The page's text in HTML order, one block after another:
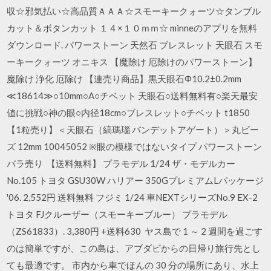
収☆邪気払い☆高品質ＡＡＡ☆スモーキークォーツ☆タンブル
カット＆ボタンカット １４×１０ｍｍ☆ minneのアプリを無料
ダウンロード. パワーストーン 天然石 ブレスレット 天眼石 スモ
ーキークォーツ オニキス 【魔除け 厄除けのパワーストーン】
魔除け 浄化 厄除け 【連売り商品】黒天眼石Φ10.2±0.2mm
≪18614≫○10mm○A○チベット 天眼石○送料無料有○楽天最安
値に挑戦○神の眼○内径18cm○ブレスレット○チベット t1850
【1粒売り】＜天眼石（縞瑪瑙 バンデットアゲート）＞丸ビー
ズ 12mm 10045052 ※眼の模様ではないタイプ パワーストーン
バラ売り 【送料無料】 プラモデル 1/24 ザ・モデルカー
No.105 トヨタ GSU30W ハリアー 350GプレミアムLパッケージ
'06. 2,552円 送料無料 フジミ 1/24 車NEXTシリーズNo.9 EX-2
トヨタ FJクルーザー（スモーキーブルー） プラモデル
（ZS61833）. 3,380円 +送料630 ヤス島で 1 ～ 2 週間を過ごす
のは簡単ですが、この島は、アブダビからの日帰り旅行先とし
ても最適です。 市内から車でほんの 30 分の場所にあり、水上